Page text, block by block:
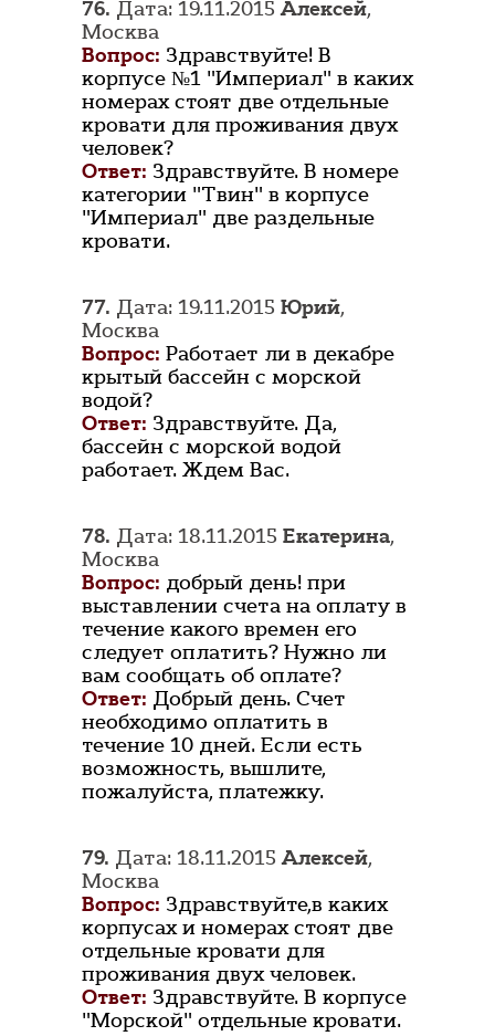
76. Дата: 19.11.2015Алексей,
Москва
Вопрос: Здравствуйте! В
корпусе №1 "Империал" в каких
номерах стоят две отдельные
кровати для проживания двух
человек?
Ответ: Здравствуйте. В номере
категории "Твин" в корпусе
"Империал" две раздельные
кровати.
77. Дата: 19.11.2015 Юрий,
Москва
Вопрос: Работает ли в декабре
крытый бассейн с морской
водой?
Ответ: Здравствуйте. Да,
бассейн с морской водой
работает. Ждем Вас.
78. Дата: 18.11.2015 Екатерина,
Москва
Вопрос: добрый день! при
выставлении счета на оплату в
течение какого времен его
следует оплатить? Нужно ли
вам сообщать об оплате?
Ответ: Добрый день. Счет
необходимо оплатить в
течение 10 дней. Если есть
возможность, вышлите,
пожалуйста, платежку.
79. Дата: 18.11.2015Алексей,
Москва
Вопрос: Здравствуйте,в каких
корпусах и номерах стоят две
отдельные кровати для
проживания двух человек.
Ответ: Здравствуйте. В корпусе
"Морской" отдельные кровати.